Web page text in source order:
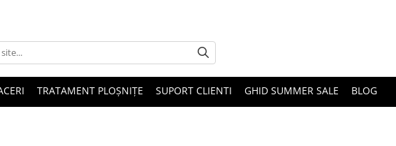
TRATAMENT PLOȘNIȚE SUPORT CLIENTI GHID SUMMER SALE BLOG